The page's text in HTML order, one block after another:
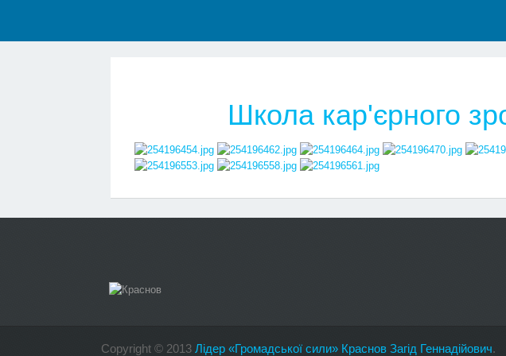
Школа кар'єрного
Copyright © 2013 Лідер «Громадської сили» Краснов Загід Геннадійович.